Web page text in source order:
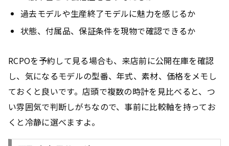
過去モデルや生産終了モデルに魅力を感じるか
状態、付属品、保証条件を現物で確認できるか
RCPOを予約して見る場合も、来店前に公開在庫を確認
し、気になるモデルの型番、年式、素材、価格をメモし
ておくと良いです。店頭で複数の時計を見比べると、つ
い雰囲気で判断しがちなので、事前に比較軸を持ってお
くと冷静に選べますよ。